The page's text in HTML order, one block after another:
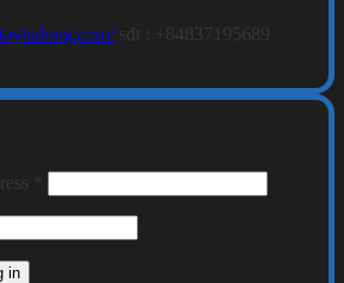
sđt : +84837195689
in